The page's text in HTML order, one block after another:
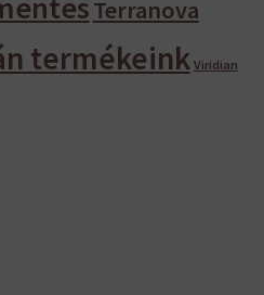
Terranova
termékeink Viridian